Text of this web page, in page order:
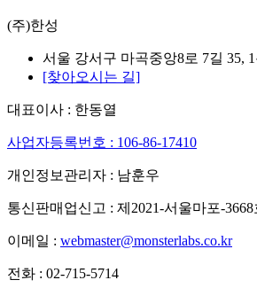
(주)한성
서울 강서구 마곡중앙8로 7길 35,
[찾아오시는 길]
대표이사 : 한동열
사업자등록번호 : 106-86-17410
개인정보관리자 : 남훈우
통신판매업신고 : 제2021-서울마포-3668
이메일 : webmaster@monsterlabs.co.kr
전화 : 02-715-5714